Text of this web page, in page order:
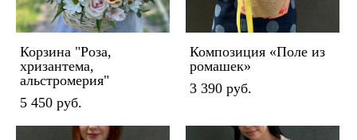
Корзина "Роза,
хризантема,
альстромерия"
5 450 pуб.
Композиция «Поле из
ромашек»
3 390 pуб.